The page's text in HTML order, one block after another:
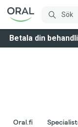
Betala din
Oral.fi